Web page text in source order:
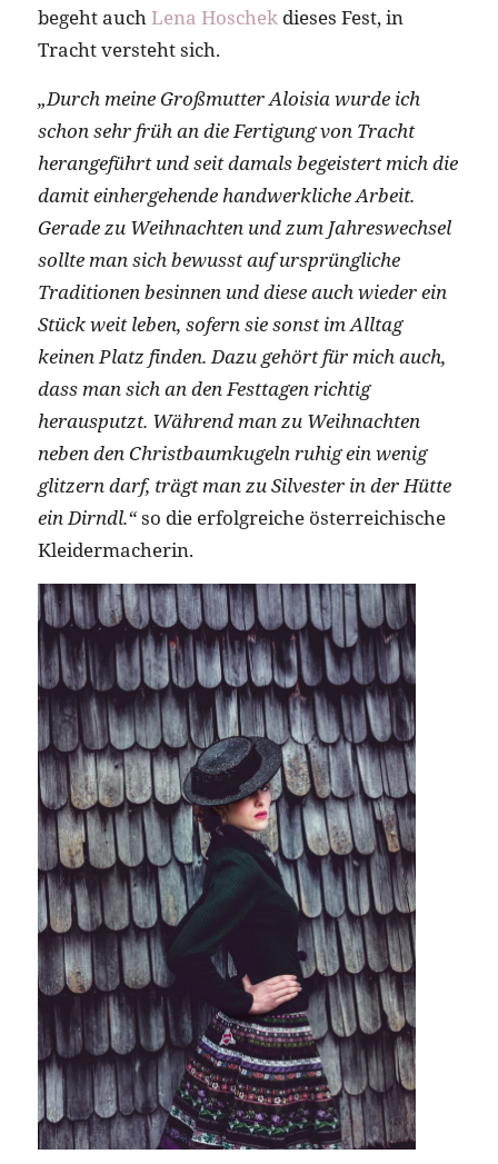
begeht auchLena Hoschekdieses Fest, in
Tracht versteht sich.
„Durch meine Großmutter Aloisia wurde ich
schon sehr früh an die Fertigung von Tracht
herangeführt und seit damals begeistert mich die
damit einhergehende handwerkliche Arbeit.
Gerade zu Weihnachten und zum Jahreswechsel
sollte man sich bewusst auf ursprüngliche
Traditionen besinnen und diese auch wieder ein
Stück weit leben, sofern sie sonst im Alltag
keinen Platz finden. Dazu gehört für mich auch,
dass man sich an den Festtagen richtig
herausputzt. Während man zu Weihnachten
neben den Christbaumkugeln ruhig ein wenig
glitzern darf, trägt man zu Silvester in der Hütte
ein Dirndl.“so die erfolgreiche österreichische
Kleidermacherin.